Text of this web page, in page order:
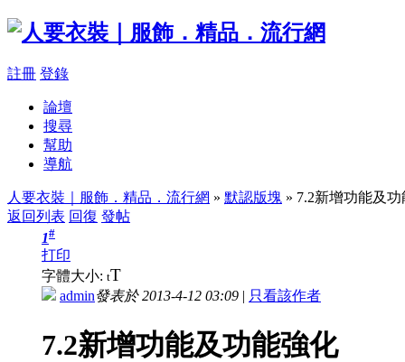
註冊 登錄
論壇
搜尋
幫助
導航
人要衣裝｜服飾．精品．流行網 » 默認版塊 » 7.2新增功能及
返回列表 回復 發帖
1#
打印
字體大小: tT
admin發表於 2013-4-12 03:09 | 只看該作者
7.2新增功能及功能強化